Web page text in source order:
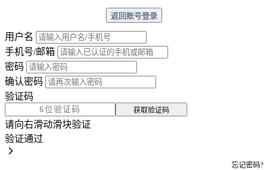
返回账号登录
用户名
手机号/邮箱
密码
确认密码
验证码
获取验证码
请向右滑动滑块验证
验证通过
忘记密码?